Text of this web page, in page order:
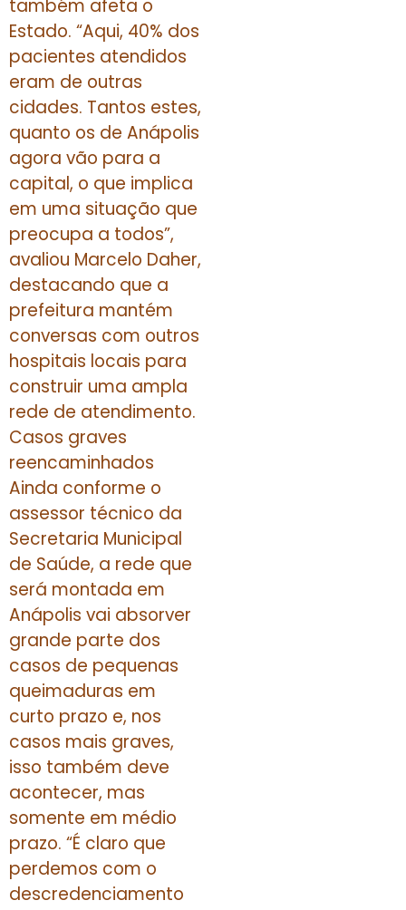
também afeta o
Estado. “Aqui, 40% dos
pacientes atendidos
eram de outras
cidades. Tantos estes,
quanto os de Anápolis
agora vão para a
capital, o que implica
em uma situação que
preocupa a todos”,
avaliou Marcelo Daher,
destacando que a
prefeitura mantém
conversas com outros
hospitais locais para
construir uma ampla
rede de atendimento.
Casos graves
reencaminhados
Ainda conforme o
assessor técnico da
Secretaria Municipal
de Saúde, a rede que
será montada em
Anápolis vai absorver
grande parte dos
casos de pequenas
queimaduras em
curto prazo e, nos
casos mais graves,
isso também deve
acontecer, mas
somente em médio
prazo. “É claro que
perdemos com o
descredenciamento